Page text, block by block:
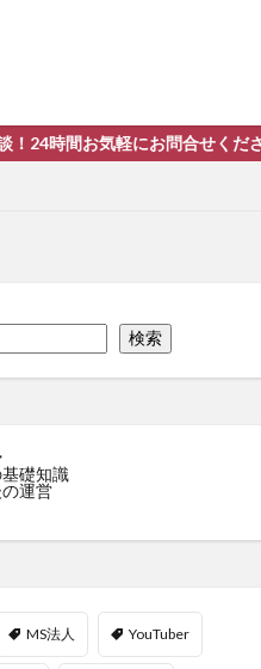
お問合せください。お問い合わ
検索
礎知識
運営
MS法人 YouTuber